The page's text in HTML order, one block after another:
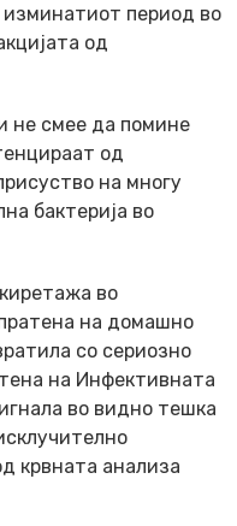
изминатиот период во
од
не смее да помине
од
на многу
бактерија во
во
на домашно
со сериозно
на Инфективната
во видно тешка
крвната анализа